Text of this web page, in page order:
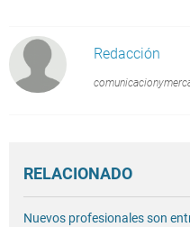
Redacción
RELACIONADO
Nuevos profesionales son